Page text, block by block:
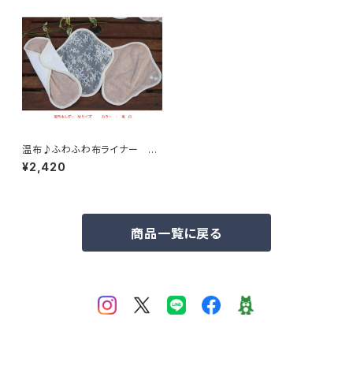
温布♪ふわふわ布ライナー ホ
ルダー M サイズ
¥2,420
商品一覧に戻る